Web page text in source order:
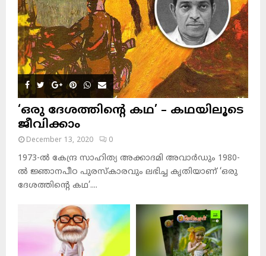
‘ഒരു ദേശത്തിന്റെ കഥ’ – കഥയിലൂടെ
ജീവിക്കാം
December 13, 2020 0
1973-ല്‍ കേന്ദ്ര സാഹിത്യ അക്കാദമി അവാര്‍ഡും 1980-
ല്‍ ജ്ഞാനപീഠ പുരസ്‌കാരവും ലഭിച്ച കൃതിയാണ് ‘ഒരു
ദേശത്തിന്റെ കഥ’....